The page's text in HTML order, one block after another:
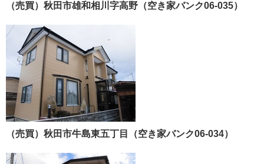
（売買）秋田市雄和相川字高野（空き家バンク06-035）
（売買）秋田市牛島東五丁目（空き家バンク06-034）